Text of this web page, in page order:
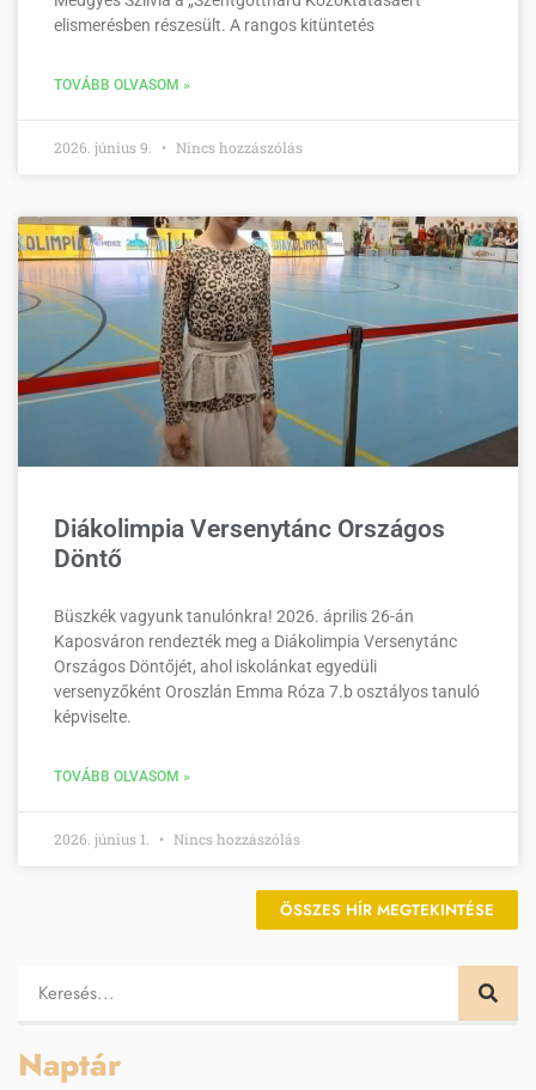
elismerésben részesült. A rangos kitüntetés
TOVÁBB OLVASOM »
2026. június 9. Nincs hozzászólás
Diákolimpia Versenytánc Országos
Döntő
Büszkék vagyunk tanulónkra! 2026. április 26-án
Kaposváron rendezték meg a Diákolimpia Versenytánc
Országos Döntőjét, ahol iskolánkat egyedüli
versenyzőként Oroszlán Emma Róza 7.b osztályos tanuló
képviselte.
TOVÁBB OLVASOM »
2026. június 1. Nincs hozzászólás
ÖSSZES HÍR MEGTEKINTÉSE
Naptár